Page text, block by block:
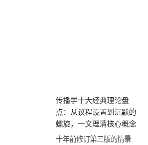
传播学十大经典理论盘
点：从议程设置到沉默的
螺旋，一文理清核心概念
十年前修订第三版的情景